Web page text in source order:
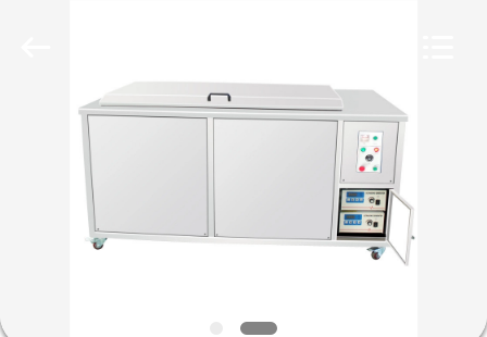
CASA
PRODOTTI
MOSTRA